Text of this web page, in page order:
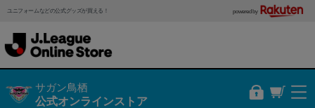
ユニフォームなどの公式グッズが買える！ powered by
サガン鳥栖
公式オンラインストア